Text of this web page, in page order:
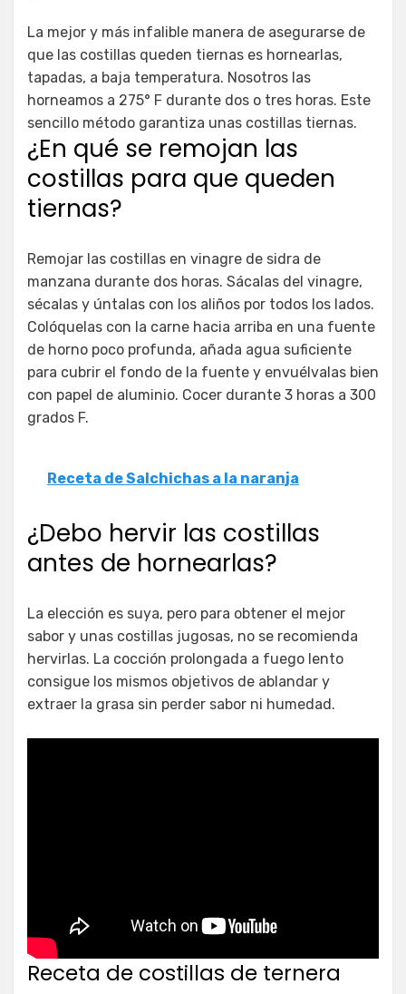
La mejor y más infalible manera de asegurarse de
que las costillas queden tiernas es hornearlas,
tapadas, a baja temperatura. Nosotros las
horneamos a 275° F durante dos o tres horas. Este
sencillo método garantiza unas costillas tiernas.
¿En qué se remojan las
costillas para que queden
tiernas?
Remojar las costillas en vinagre de sidra de
manzana durante dos horas. Sácalas del vinagre,
sécalas y úntalas con los aliños por todos los lados.
Colóquelas con la carne hacia arriba en una fuente
de horno poco profunda, añada agua suficiente
para cubrir el fondo de la fuente y envuélvalas bien
con papel de aluminio. Cocer durante 3 horas a 300
grados F.
Receta de Salchichas a la naranja
¿Debo hervir las costillas
antes de hornearlas?
La elección es suya, pero para obtener el mejor
sabor y unas costillas jugosas, no se recomienda
hervirlas. La cocción prolongada a fuego lento
consigue los mismos objetivos de ablandar y
extraer la grasa sin perder sabor ni humedad.
Receta de costillas de ternera